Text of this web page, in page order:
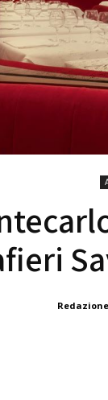
Redazione